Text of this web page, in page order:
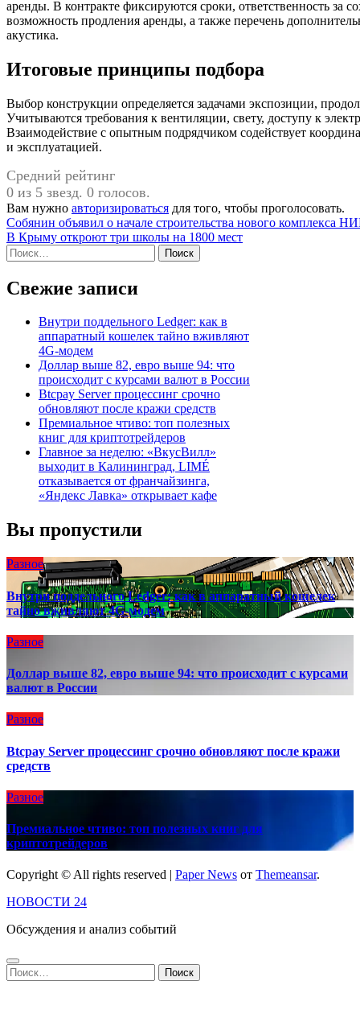
аренды. В контракте фиксируются сроки, ответственность за
возможность продления аренды, а также перечень
акустика.
Итоговые принципы подбора
Выбор конструкции определяется задачами экспозиции,
Учитываются требования к вентиляции, свету, доступу к
Взаимодействие с опытным подрядчиком содействует
и эксплуатацией.
Средний рейтинг
0 из 5 звезд. 0 голосов.
Вам нужно авторизироваться для того, чтобы проголосовать.
Навигация
по
записям
Собянин объявил о начале строительства нового комплекса
В Крыму откроют три школы на 1800 мест
Найти:
Свежие записи
Внутри поддельного Ledger: как в
аппаратный кошелек тайно вживляют
4G-модем
Доллар выше 82, евро выше 94: что
происходит с курсами валют в России
Btcpay Server процессинг срочно
обновляют после кражи средств
Премиальное чтиво: топ полезных
книг для криптотрейдеров
Главное за неделю: «ВкусВилл»
выходит в Калининград, LIMÉ
отказывается от франчайзинга,
«Яндекс Лавка» открывает кафе
Вы пропустили
Разное
Внутри поддельного Ledger: как в аппаратный кошелек
тайно вживляют 4G-модем
Разное
Доллар выше 82, евро выше 94: что происходит с курсами
валют в России
Разное
Btcpay Server процессинг срочно обновляют после кражи
средств
Разное
Премиальное чтиво: топ полезных книг для
криптотрейдеров
Copyright © All rights reserved | Paper News от Themeansar.
НОВОСТИ 24
Обсуждения и анализ событий
Найти: